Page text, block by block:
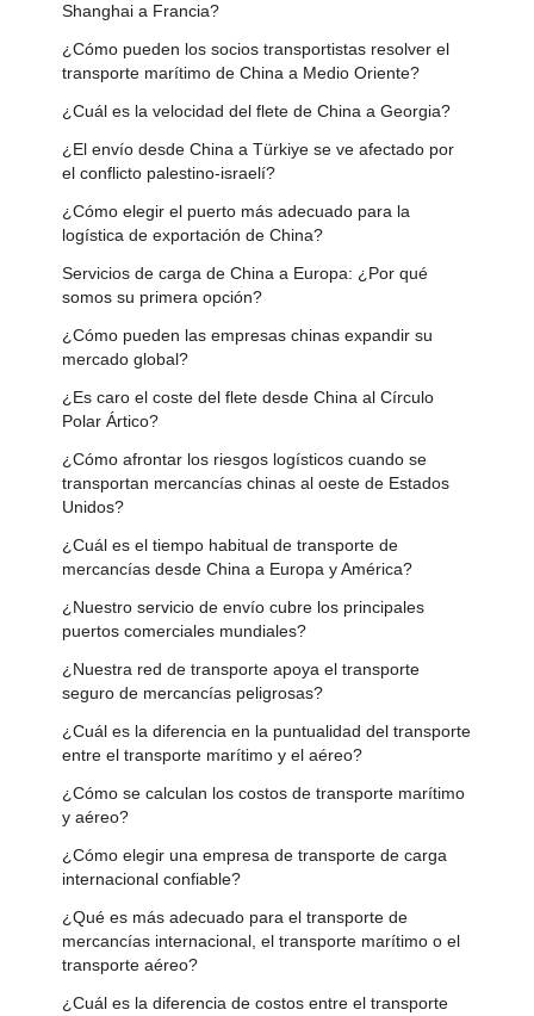
Shanghai a Francia?
¿Cómo pueden los socios transportistas resolver el
transporte marítimo de China a Medio Oriente?
¿Cuál es la velocidad del flete de China a Georgia?
¿El envío desde China a Türkiye se ve afectado por
el conflicto palestino-israelí?
¿Cómo elegir el puerto más adecuado para la
logística de exportación de China?
Servicios de carga de China a Europa: ¿Por qué
somos su primera opción?
¿Cómo pueden las empresas chinas expandir su
mercado global?
¿Es caro el coste del flete desde China al Círculo
Polar Ártico?
¿Cómo afrontar los riesgos logísticos cuando se
transportan mercancías chinas al oeste de Estados
Unidos?
¿Cuál es el tiempo habitual de transporte de
mercancías desde China a Europa y América?
¿Nuestro servicio de envío cubre los principales
puertos comerciales mundiales?
¿Nuestra red de transporte apoya el transporte
seguro de mercancías peligrosas?
¿Cuál es la diferencia en la puntualidad del transporte
entre el transporte marítimo y el aéreo?
¿Cómo se calculan los costos de transporte marítimo
y aéreo?
¿Cómo elegir una empresa de transporte de carga
internacional confiable?
¿Qué es más adecuado para el transporte de
mercancías internacional, el transporte marítimo o el
transporte aéreo?
¿Cuál es la diferencia de costos entre el transporte